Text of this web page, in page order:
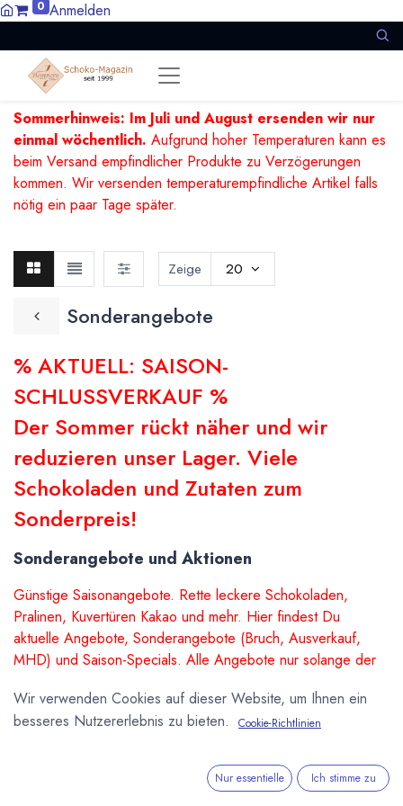
0 Anmelden
Sommerhinweis: Im Juli und August ersenden wir nur
einmal wöchentlich. Aufgrund hoher Temperaturen kann es
beim Versand empfindlicher Produkte zu Verzögerungen
kommen. Wir versenden temperaturempfindliche Artikel falls
nötig ein paar Tage später.
Sonderangebote
Zeige 20
% AKTUELL: SAISON-
SCHLUSSVERKAUF %
Der Sommer rückt näher und wir
reduzieren unser Lager. Viele
Schokoladen und Zutaten zum
Sonderpreis!
Sonderangebote und Aktionen
Günstige Saisonangebote. Rette leckere Schokoladen,
Pralinen, Kuvertüren Kakao und mehr. Hier findest Du
aktuelle Angebote, Sonderangebote (Bruch, Ausverkauf,
MHD) und Saison-Specials. Alle Angebote nur solange der
Sale
Wir verwenden Cookies auf dieser Website, um Ihnen ein
besseres Nutzererlebnis zu bieten.
Cookie-Richtlinien
Nur essentielle Ich stimme zu